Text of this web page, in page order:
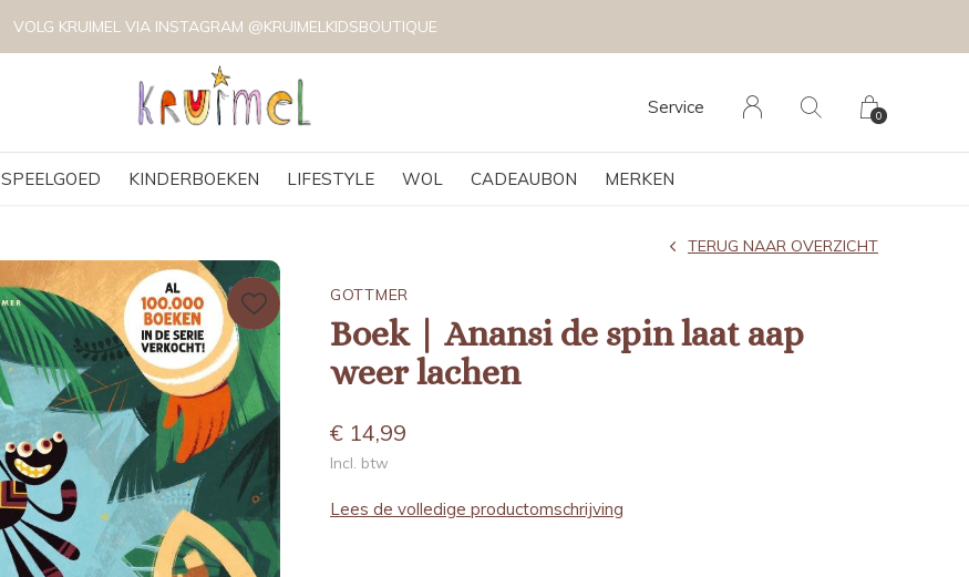
SPEELGOED KINDERBOEKEN LIFESTYLE WOL CADEAUBON MERKEN
Service 0
VOLG KRUIMEL VIA INSTAGRAM @KRUIMELKIDSBOUTIQUE
GOTTMER
Boek | Anansi de spin laat aap
weer lachen
TERUG NAAR OVERZICHT
€ 14,99
Incl. btw
Lees de volledige productomschrijving